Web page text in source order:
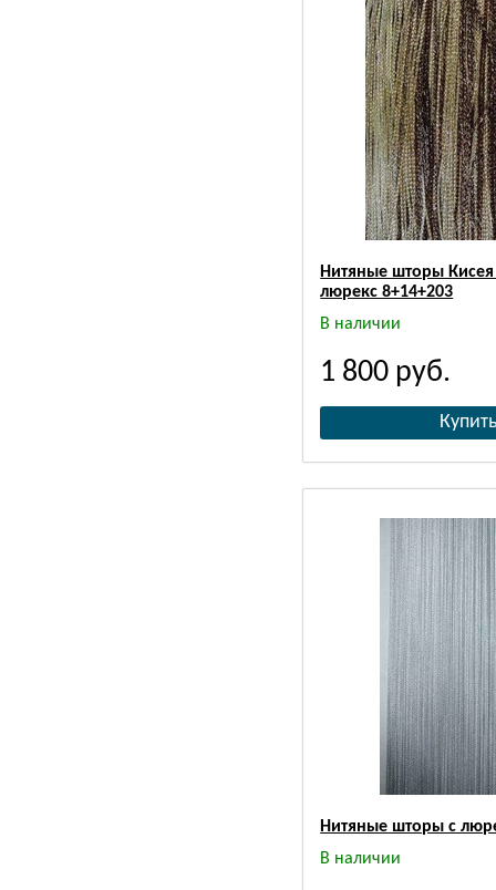
Нитяные шторы
люрекс 8+14+203
В наличии
1 800 руб.
Нитяные шторы с
В наличии